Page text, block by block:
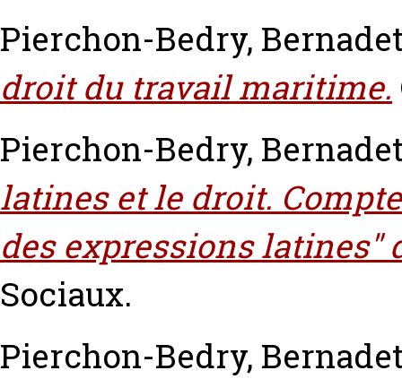
Pierchon-Bedry,
droit du travail maritime.
Pierchon-Bedry,
latines et le droit.
des expressions latines"
Sociaux.
Pierchon-Bedry,